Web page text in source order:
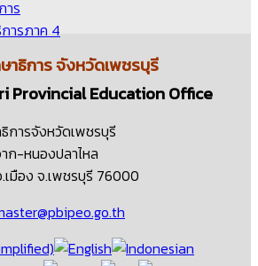
าร
ารภาค 4
าธิการจังหวัดเพชรบุรี
Provincial Education Office
การจังหวัดเพชรบุรี
ก-หนองปลาไหล
เมือง จ.เพชรบุรี 76000